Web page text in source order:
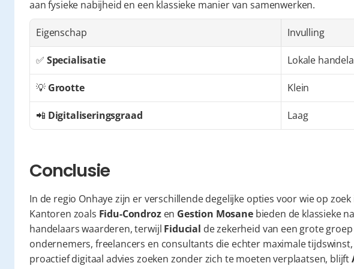
aan fysieke nabijheid en een klassieke manier van samenwerken.
Eigenschap Invulling
✅ Specialisatie Lokale
💡 Grootte Klein
📲 Digitaliseringsgraad Laag
Conclusie
In de regio Onhaye zijn er verschillende degelijke opties voor wie op
Kantoren zoals Fidu-Condroz en Gestion Mosane bieden de klassieke
handelaars waarderen, terwijl Fiducial de zekerheid van een grote
ondernemers, freelancers en consultants die echter maximale
proactief digitaal advies zoeken zonder zich te moeten verplaatsen, blijft